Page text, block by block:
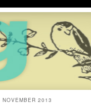
NOVEMBER 2013